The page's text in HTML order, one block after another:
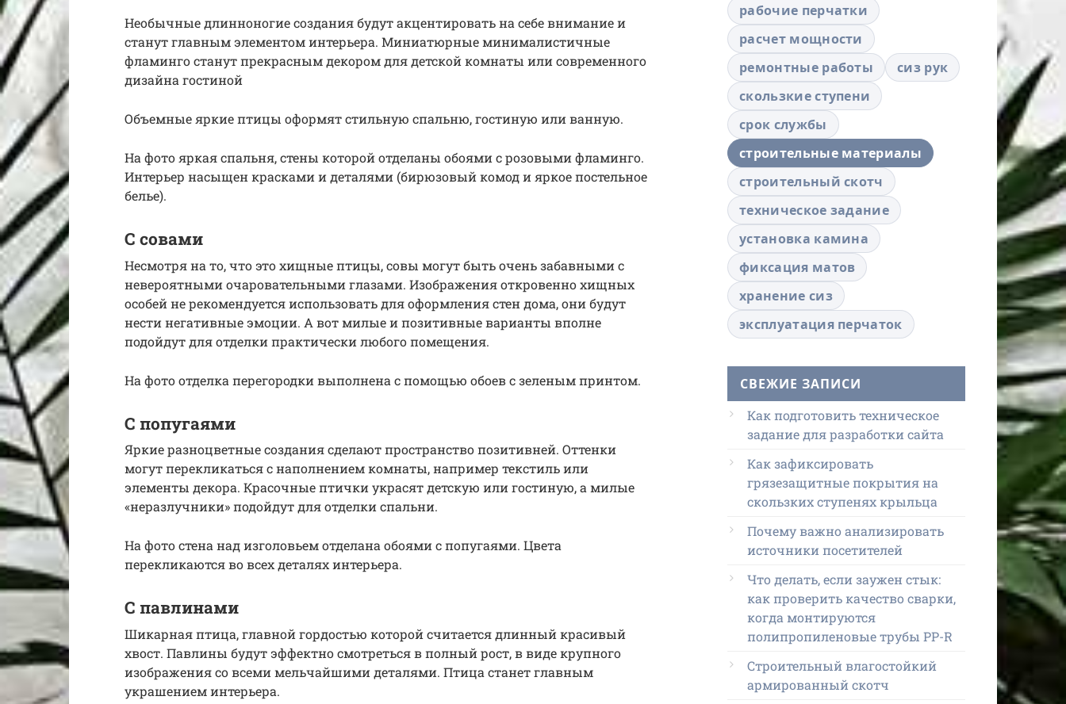
Необычные длинноногие создания будут акцентировать на себе внимание и
станут главным элементом интерьера. Миниатюрные минималистичные
фламинго станут прекрасным декором для детской комнаты или современного
дизайна гостиной
Объемные яркие птицы оформят стильную спальню, гостиную или ванную.
На фото яркая спальня, стены которой отделаны обоями с розовыми фламинго.
Интерьер насыщен красками и деталями (бирюзовый комод и яркое постельное
белье).
С совами
Несмотря на то, что это хищные птицы, совы могут быть очень забавными с
невероятными очаровательными глазами. Изображения откровенно хищных
особей не рекомендуется использовать для оформления стен дома, они будут
нести негативные эмоции. А вот милые и позитивные варианты вполне
подойдут для отделки практически любого помещения.
На фото отделка перегородки выполнена с помощью обоев с зеленым принтом.
С попугаями
Яркие разноцветные создания сделают пространство позитивней. Оттенки
могут перекликаться с наполнением комнаты, например текстиль или
элементы декора. Красочные птички украсят детскую или гостиную, а милые
«неразлучники» подойдут для отделки спальни.
На фото стена над изголовьем отделана обоями с попугаями. Цвета
перекликаются во всех деталях интерьера.
С павлинами
Шикарная птица, главной гордостью которой считается длинный красивый
хвост. Павлины будут эффектно смотреться в полный рост, в виде крупного
изображения со всеми мельчайшими деталями. Птица станет главным
украшением интерьера.
рабочие перчатки
расчет мощности
ремонтные работы
сиз рук
скользкие ступени
срок службы
строительные материалы
строительный скотч
техническое задание
установка камина
фиксация матов
хранение сиз
эксплуатация перчаток
СВЕЖИЕ ЗАПИСИ
Как подготовить техническое
задание для разработки сайта
Как зафиксировать
грязезащитные покрытия на
скользких ступенях крыльца
Почему важно анализировать
источники посетителей
Что делать, если заужен стык:
как проверить качество сварки,
когда монтируются
полипропиленовые трубы PP-R
Строительный влагостойкий
армированный скотч